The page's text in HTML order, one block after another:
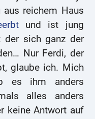
reichem Haus
und ist jung
der sich ganz der
Nur Ferdi, der
glaube ich. Mich
es ihm anders
alles anders
keine Antwort auf